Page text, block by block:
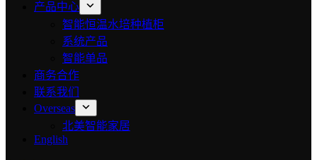
产品中心
智能恒温水培种植柜
系统产品
智能单品
商务合作
联系我们
Overseas
北美智能家居
English